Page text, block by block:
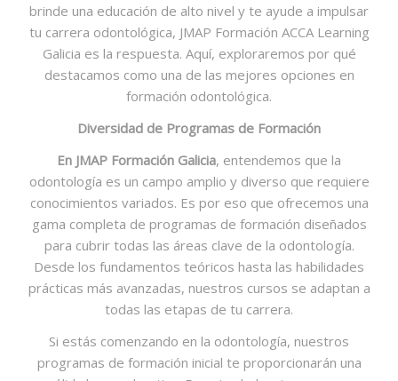
brinde una educación de alto nivel y te ayude a impulsar
tu carrera odontológica, JMAP Formación ACCA Learning
Galicia es la respuesta. Aquí, exploraremos por qué
destacamos como una de las mejores opciones en
formación odontológica.
Diversidad de Programas de Formación
En JMAP Formación Galicia, entendemos que la
odontología es un campo amplio y diverso que requiere
conocimientos variados. Es por eso que ofrecemos una
gama completa de programas de formación diseñados
para cubrir todas las áreas clave de la odontología.
Desde los fundamentos teóricos hasta las habilidades
prácticas más avanzadas, nuestros cursos se adaptan a
todas las etapas de tu carrera.
Si estás comenzando en la odontología, nuestros
programas de formación inicial te proporcionarán una